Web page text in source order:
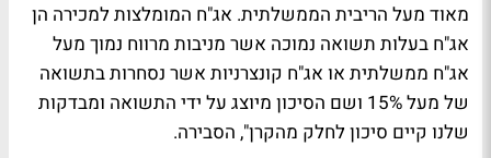
מאוד מעל הריבית הממשלתית. אג"ח המומלצות למכירה הן
אג"ח בעלות תשואה נמוכה אשר מניבות מרווח נמוך מעל
אג"ח ממשלתית או אג"ח קונצרניות אשר נסחרות בתשואה
של מעל 15% ושם הסיכון מיוצג על ידי התשואה ומבדקות
שלנו קיים סיכון לחלק מהקרן", הסבירה.